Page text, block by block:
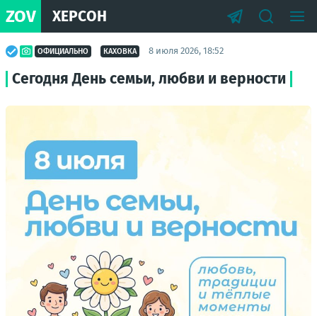
ZOV ХЕРСОН
ОФИЦИАЛЬНО КАХОВКА 8 июля 2026, 18:52
Сегодня День семьи, любви и верности